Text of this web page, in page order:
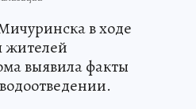
в ходе
жителей
выявила факты